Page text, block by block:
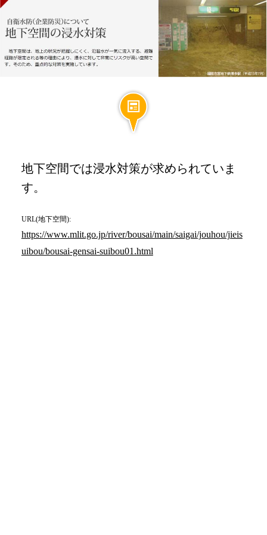
地下空間では浸水対策が求められていま
す。
URL(地下空間):
https://www.mlit.go.jp/river/bousai/main/saigai/jouhou/jieis
uibou/bousai-gensai-suibou01.html